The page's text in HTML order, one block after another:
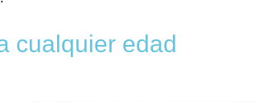
cualquier edad